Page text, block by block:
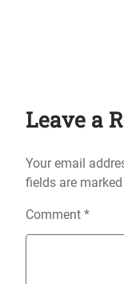
Leave a
Your email
fields are marked
Comment *